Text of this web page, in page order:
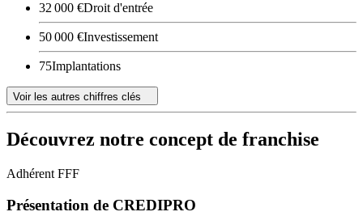
32 000 €Droit d'entrée
50 000 €Investissement
75Implantations
Voir les autres chiffres clés
Découvrez notre concept de franchise
Adhérent FFF
Présentation de CREDIPRO